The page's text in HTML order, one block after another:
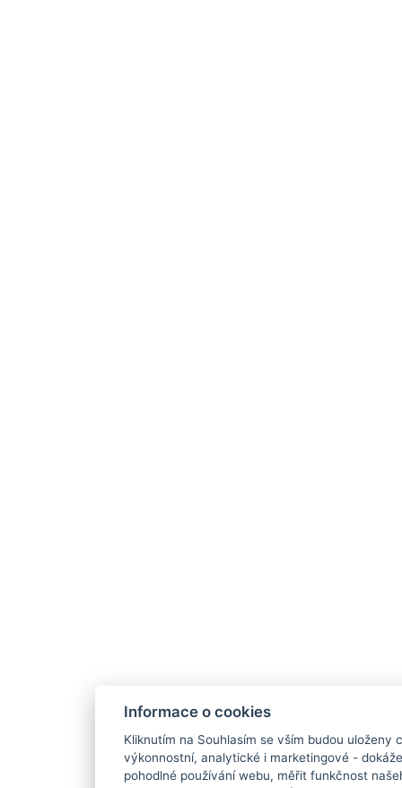
Informace o cookies
Kliknutím na Souhlasím se vším budou uloženy
výkonnostní, analytické i marketingové -
pohodlné používání webu, měřit funkčnost